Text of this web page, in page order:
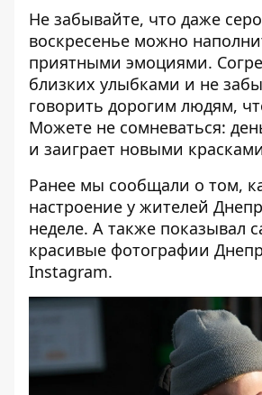
Не забывайте, что даже
воскресенье можно
приятными эмоциями.
близких улыбками и не
говорить дорогим людям,
Можете не сомневаться:
и заиграет новыми
Ранее мы сообщали о том,
настроение у жителей
неделе. А также показывал
красивые фотографии
Instagram.